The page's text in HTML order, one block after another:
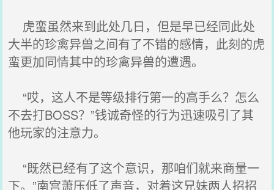
虎蛮虽然来到此处几日，但是早已经同此处
大半的珍禽异兽之间有了不错的感情，此刻的虎
蛮更加同情其中的珍禽异兽的遭遇。
“哎，这人不是等级排行第一的高手么？怎么
不去打BOSS？”钱诚奇怪的行为迅速吸引了其
他玩家的注意力。
“既然已经有了这个意识，那咱们就来商量一
下。”南宫萧压低了声音，对着这兄妹两人招招